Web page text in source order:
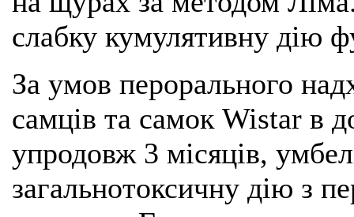
слабку кумулятивну дію
За умов перорального
самців та самок Wistar в
упродовж 3 місяців,
загальнотоксичну дію з